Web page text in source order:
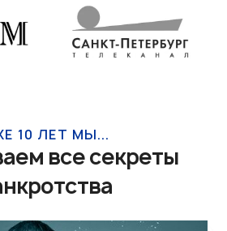
10 ЛЕТ МЫ...
все секреты